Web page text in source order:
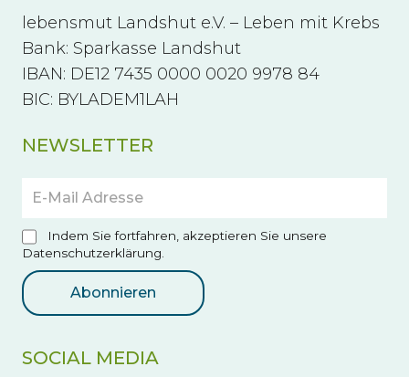
lebensmut Landshut e.V. – Leben mit Krebs
Bank: Sparkasse Landshut
IBAN: DE12 7435 0000 0020 9978 84
BIC: BYLADEM1LAH
NEWSLETTER
Indem Sie fortfahren, akzeptieren Sie unsere
Datenschutzerklärung.
SOCIAL MEDIA